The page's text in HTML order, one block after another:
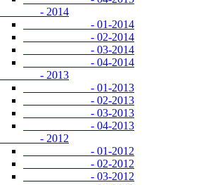
- 2014
- 01-2014
- 02-2014
- 03-2014
- 04-2014
- 2013
- 01-2013
- 02-2013
- 03-2013
- 04-2013
- 2012
- 01-2012
- 02-2012
- 03-2012